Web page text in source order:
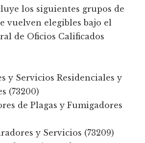
los siguientes grupos de
vuelven elegibles bajo el
de Oficios Calificados
y Servicios Residenciales y
(73200)
de Plagas y Fumigadores
y Servicios (73209)